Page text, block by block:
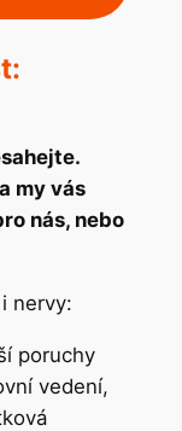
my vás
nás, nebo
nervy:
poruchy
vedení,